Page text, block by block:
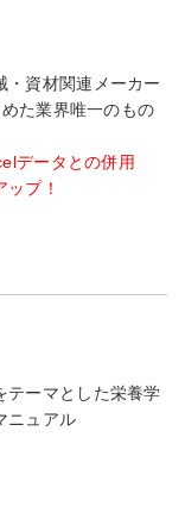
・資材関連メーカー
た業界唯一のもの
データとの併用
プ！
テーマとした栄養学
ニュアル